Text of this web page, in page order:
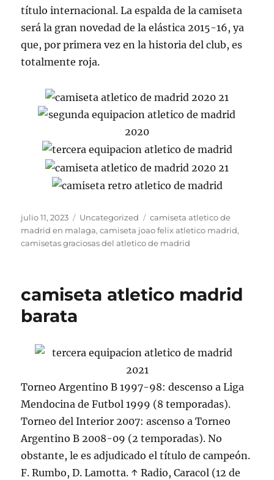
título internacional. La espalda de la camiseta
será la gran novedad de la elástica 2015-16, ya
que, por primera vez en la historia del club, es
totalmente roja.
Publicado
el
julio 11, 2023 Categorías
Uncategorized Etiquetas
camiseta atletico de
madrid en malaga,camiseta joao felix atletico madrid,
camisetas graciosas del atletico de madrid
camiseta atletico madrid
barata
Torneo Argentino B 1997-98: descenso a Liga
Mendocina de Futbol 1999 (8 temporadas).
Torneo del Interior 2007: ascenso a Torneo
Argentino B 2008-09 (2 temporadas). No
obstante, le es adjudicado el título de campeón.
F. Rumbo, D. Lamotta. ↑ Radio, Caracol (12 de